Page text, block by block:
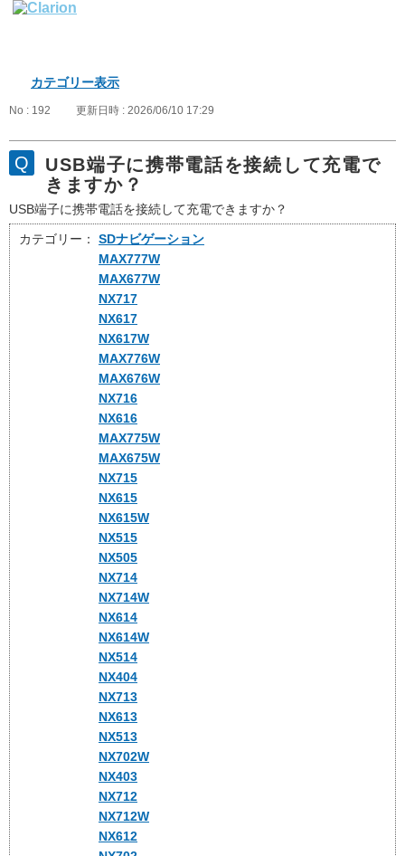
カテゴリー表示
No : 192 更新日時 : 2026/06/10 17:29
USB端子に携帯電話を接続して充電で
きますか？
USB端子に携帯電話を接続して充電できますか？
カテゴリー：
SDナビゲーション
MAX777W
MAX677W
NX717
NX617
NX617W
MAX776W
MAX676W
NX716
NX616
MAX775W
MAX675W
NX715
NX615
NX615W
NX515
NX505
NX714
NX714W
NX614
NX614W
NX514
NX404
NX713
NX613
NX513
NX702W
NX403
NX712
NX712W
NX612